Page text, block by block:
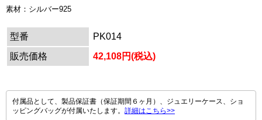
素材：シルバー925
型番
PK014
販売価格
42,108円(税込)
付属品として、製品保証書（保証期間６ヶ月）、ジュエリーケース、ショ
ッピングバッグが付属いたします。 詳細はこちら>>